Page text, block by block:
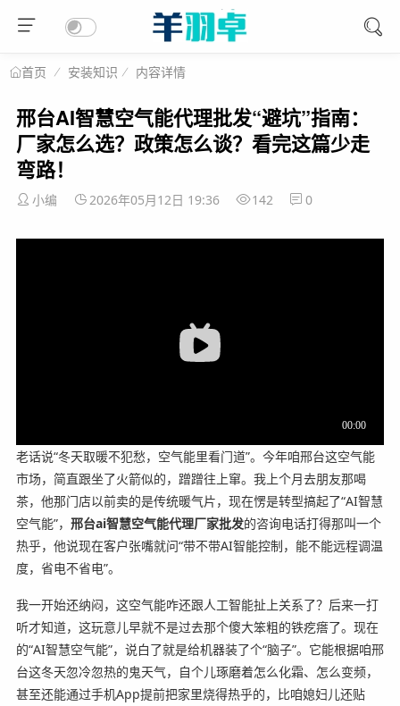
首页 安装知识 内容详情
邢台AI智慧空气能代理批发“避坑”指南：
厂家怎么选？政策怎么谈？看完这篇少走
弯路！
小编 2026年05月12日 19:36 142 0
老话说“冬天取暖不犯愁，空气能里看门道”。今年咱邢台这空气能
市场，简直跟坐了火箭似的，蹭蹭往上窜。我上个月去朋友那喝
茶，他那门店以前卖的是传统暖气片，现在愣是转型搞起了“AI智慧
空气能”， 邢台ai智慧空气能代理厂家批发的咨询电话打得那叫一个
热乎，他说现在客户张嘴就问“带不带AI智能控制，能不能远程调温
度，省电不省电”。
我一开始还纳闷，这空气能咋还跟人工智能扯上关系了？后来一打
听才知道，这玩意儿早就不是过去那个傻大笨粗的铁疙瘩了。现在
的“AI智慧空气能”，说白了就是给机器装了个“脑子”。它能根据咱邢
台这冬天忽冷忽热的鬼天气，自个儿琢磨着怎么化霜、怎么变频，
甚至还能通过手机App提前把家里烧得热乎的，比咱媳妇儿还贴